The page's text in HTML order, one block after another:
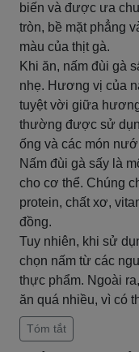
biến và được ưa
tròn, bề mặt phẳng
màu của thịt gà.
Khi ăn, nấm đùi gà
nhẹ. Hương vị của
tuyệt vời giữa
thường được sử
ống và các món
Nấm đùi gà sấy là
cho cơ thể. Chúng
protein, chất xơ,
đồng.
Tuy nhiên, khi sử
chọn nấm từ các
thực phẩm. Ngoài
ăn quá nhiều, vì có
Tóm tắt